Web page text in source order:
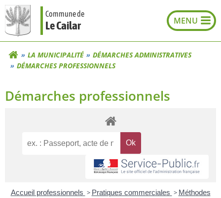
Aller
au
contenu
Commune de
Le Cailar
LA MUNICIPALITÉ
DÉMARCHES ADMINISTRATIVES
DÉMARCHES PROFESSIONNELS
Démarches professionnels
Accueil professionnels > Pratiques commerciales > Méthodes